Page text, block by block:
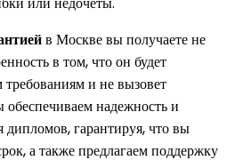
в Москве вы получаете не
в том, что он будет
и не вызовет
надежность и
гарантируя, что вы
а также предлагаем поддержку